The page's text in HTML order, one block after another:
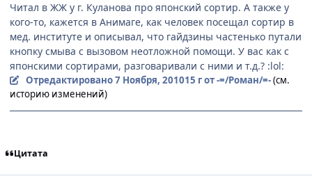
Читал в ЖЖ у г. Куланова про японский сортир. А также у
кого-то, кажется в Анимаге, как человек посещал сортир в
мед. институте и описывал, что гайдзины частенько путали
кнопку смыва с вызовом неотложной помощи. У вас как с
японскими сортирами, разговаривали с ними и т.д.? :lol:
Отредактировано7 Ноября, 201015 гот -=/Роман/=-(см.
историю изменений)
Цитата